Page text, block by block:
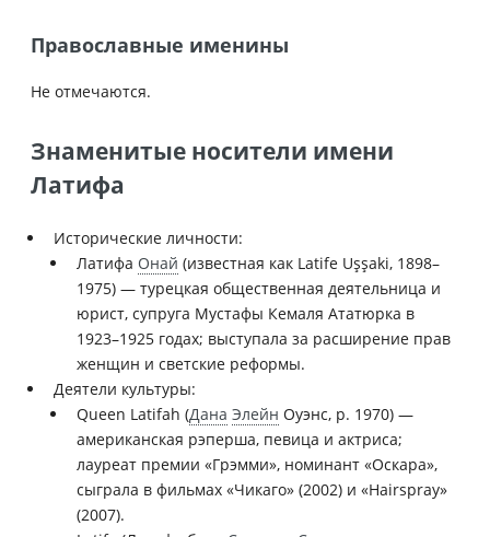
Православные именины
Не отмечаются.
Знаменитые носители имени
Латифа
Исторические личности:
Латифа Онай (известная как Latife Uşşaki, 1898–
1975) — турецкая общественная деятельница и
юрист, супруга Мустафы Кемаля Ататюрка в
1923–1925 годах; выступала за расширение прав
женщин и светские реформы.
Деятели культуры:
Queen Latifah (Дана Элейн Оуэнс, р. 1970) —
американская рэперша, певица и актриса;
лауреат премии «Грэмми», номинант «Оскара»,
сыграла в фильмах «Чикаго» (2002) и «Hairspray»
(2007).